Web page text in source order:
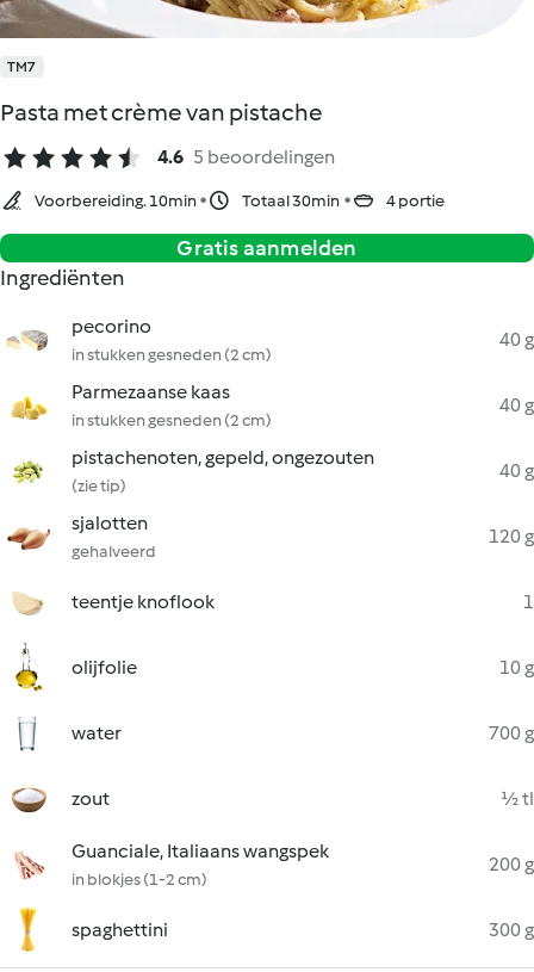
TM7
Pasta met crème van pistache
4.6 5 beoordelingen
Voorbereiding. 10min Totaal 30min 4 portie
Gratis aanmelden
Ingrediënten
pecorino
in stukken gesneden (2 cm)
40 g
Parmezaanse kaas
in stukken gesneden (2 cm)
40 g
pistachenoten, gepeld, ongezouten
(zie tip)
40 g
sjalotten
gehalveerd
120 g
teentje knoflook 1
olijfolie 10 g
water 700 g
zout ½ tl
Guanciale, Italiaans wangspek
in blokjes (1-2 cm)
200 g
spaghettini 300 g